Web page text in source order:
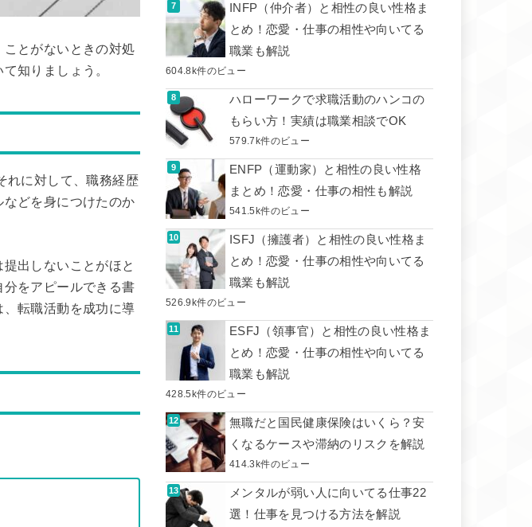
とがないときの対処
知りましょう。
れに対して、職務経歴
どを身につけたのか
出しないことがほと
をアピールできる書
転職活動を成功に導
INFP（仲介者）と相性の良い性格ま
とめ！恋愛・仕事の相性や向いてる
職業も解説
604.8k件のビュー
ハローワークで求職活動のハンコの
もらい方！実績は職業相談でOK
579.7k件のビュー
ENFP（運動家）と相性の良い性格
まとめ！恋愛・仕事の相性も解説
541.5k件のビュー
ISFJ（擁護者）と相性の良い性格ま
とめ！恋愛・仕事の相性や向いてる
職業も解説
526.9k件のビュー
ESFJ（領事官）と相性の良い性格ま
とめ！恋愛・仕事の相性や向いてる
職業も解説
428.5k件のビュー
無職だと国民健康保険はいくら？安
くなるケースや滞納のリスクを解説
414.3k件のビュー
メンタルが弱い人に向いてる仕事22
選！仕事を見つける方法を解説